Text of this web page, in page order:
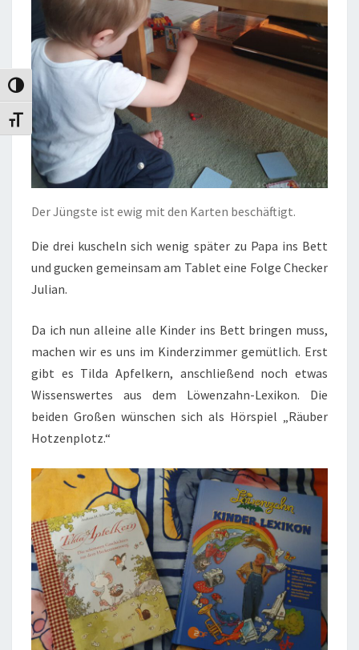
Umschalten auf hohe Kontraste
Schrift vergrößern
Der Jüngste ist ewig mit den Karten beschäftigt.
Die drei kuscheln sich wenig später zu Papa ins Bett
und gucken gemeinsam am Tablet eine Folge Checker
Julian.
Da ich nun alleine alle Kinder ins Bett bringen muss,
machen wir es uns im Kinderzimmer gemütlich. Erst
gibt es Tilda Apfelkern, anschließend noch etwas
Wissenswertes aus dem Löwenzahn-Lexikon. Die
beiden Großen wünschen sich als Hörspiel „Räuber
Hotzenplotz.“